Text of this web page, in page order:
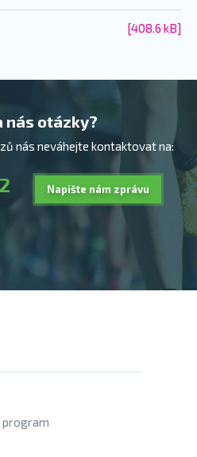
[408.6 kB]
nás otázky?
nás neváhejte kontaktovat na:
Napište nám zprávu
program